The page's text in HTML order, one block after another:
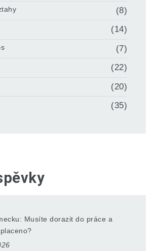
(8)
(14)
(7)
(22)
(20)
(35)
Musíte dorazit do práce a